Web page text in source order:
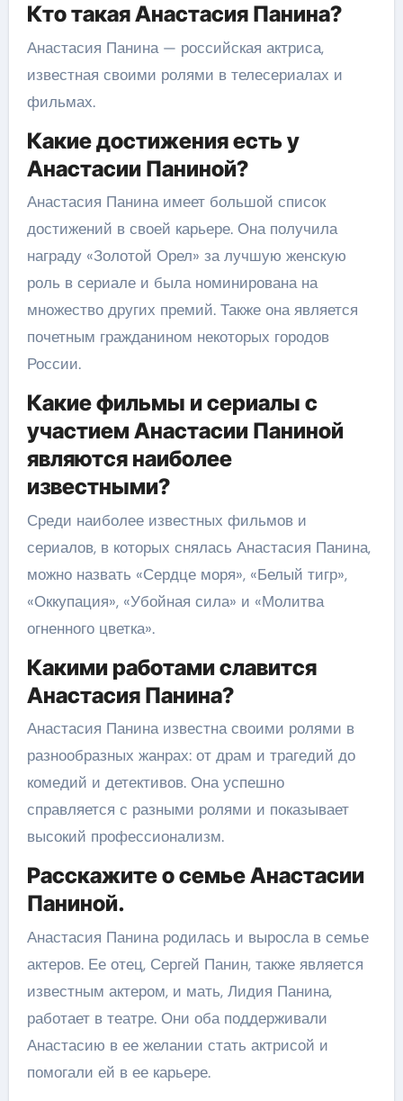
Кто такая Анастасия Панина?
Анастасия Панина — российская актриса,
известная своими ролями в телесериалах и
фильмах.
Какие достижения есть у
Анастасии Паниной?
Анастасия Панина имеет большой список
достижений в своей карьере. Она получила
награду «Золотой Орел» за лучшую женскую
роль в сериале и была номинирована на
множество других премий. Также она является
почетным гражданином некоторых городов
России.
Какие фильмы и сериалы с
участием Анастасии Паниной
являются наиболее
известными?
Среди наиболее известных фильмов и
сериалов, в которых снялась Анастасия Панина,
можно назвать «Сердце моря», «Белый тигр»,
«Оккупация», «Убойная сила» и «Молитва
огненного цветка».
Какими работами славится
Анастасия Панина?
Анастасия Панина известна своими ролями в
разнообразных жанрах: от драм и трагедий до
комедий и детективов. Она успешно
справляется с разными ролями и показывает
высокий профессионализм.
Расскажите о семье Анастасии
Паниной.
Анастасия Панина родилась и выросла в семье
актеров. Ее отец, Сергей Панин, также является
известным актером, и мать, Лидия Панина,
работает в театре. Они оба поддерживали
Анастасию в ее желании стать актрисой и
помогали ей в ее карьере.